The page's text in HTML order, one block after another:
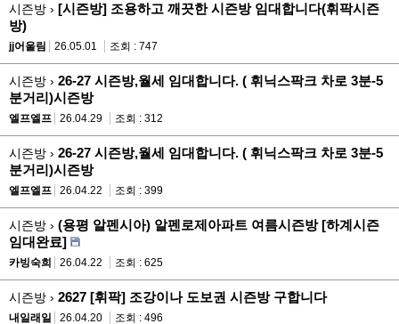
시즌방 › [시즌방] 조용하고 깨끗한 시즌방 임대합니다(휘팍시즌
방)
jj어울림 26.05.01 조회 : 747
시즌방 › 26-27 시즌방,월세 임대합니다. ( 휘닉스팍크 차로 3분-5
분거리)시즌방
엘프엘프 26.04.29 조회 : 312
시즌방 › 26-27 시즌방,월세 임대합니다. ( 휘닉스팍크 차로 3분-5
분거리)시즌방
엘프엘프 26.04.22 조회 : 399
시즌방 › (용평 알펜시아) 알펜로제아파트 여름시즌방 [하계시즌
임대완료]
카빙숙희 26.04.22 조회 : 625
시즌방 › 2627 [휘팍] 조강이나 도보권 시즌방 구합니다
내일래일 26.04.20 조회 : 496